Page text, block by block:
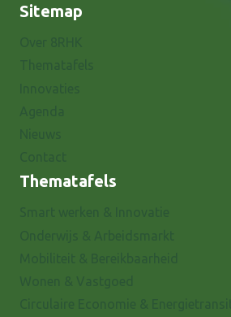
Sitemap
Thematafels